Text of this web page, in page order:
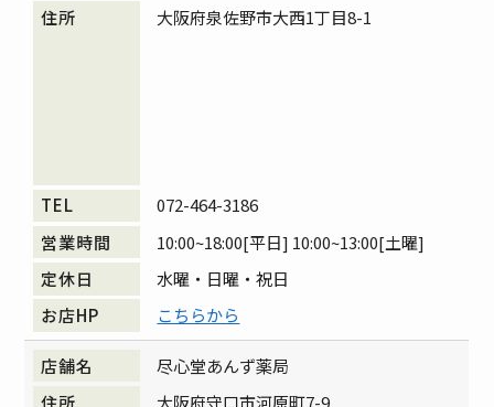
大阪府泉佐野市大西1丁目8-1
072-464-3186
10:00~18:00[平日] 10:00~13:00[土曜]
水曜・日曜・祝日
こちらから
尽心堂あんず薬局
大阪府守口市河原町7-9